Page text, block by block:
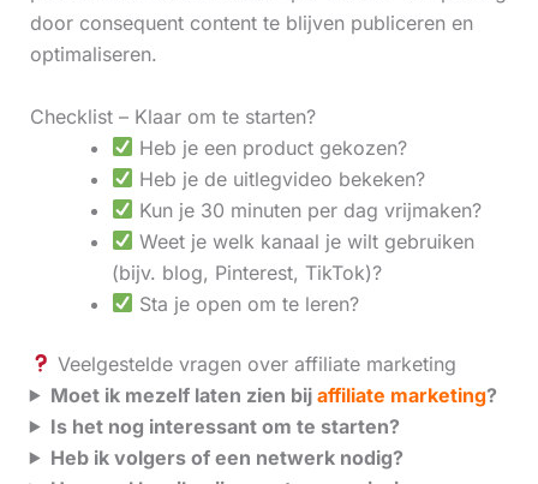
door consequent content te blijven publiceren en
optimaliseren.
Checklist – Klaar om te starten?
Heb je een product gekozen?
Heb je de uitlegvideo bekeken?
Kun je 30 minuten per dag vrijmaken?
Weet je welk kanaal je wilt gebruiken
(bijv. blog, Pinterest, TikTok)?
Sta je open om te leren?
Veelgestelde vragen over affiliate marketing
Moet ik mezelf laten zien bij affiliate marketing?
Is het nog interessant om te starten?
Heb ik volgers of een netwerk nodig?